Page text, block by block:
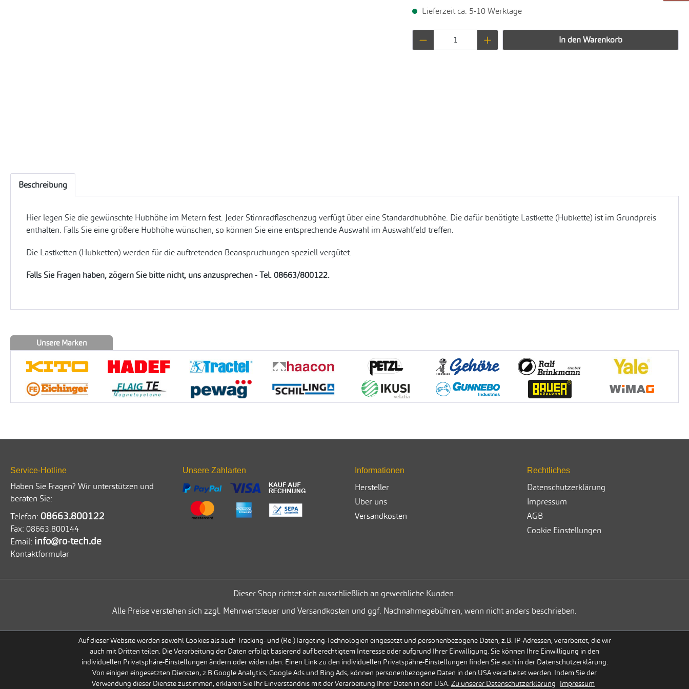
Lieferzeit ca. 5-10 Werktage
Produkt Anzahl: Gib den gewünschten Wert ein
In den Warenkorb
Beschreibung
Hier legen Sie die gewünschte Hubhöhe im Metern fest. Jeder Stirnradflaschenzug verfügt über eine Standardhubhöhe. Die dafür benötigte Lastkette (Hubkette) ist im Grundpreis
enthalten. Falls Sie eine größere Hubhöhe wünschen, so können Sie eine entsprechende Auswahl im Auswahlfeld treffen.
Die Lastketten (Hubketten) werden für die auftretenden Beanspruchungen speziell vergütet.
Falls Sie Fragen haben, zögern Sie bitte nicht, uns anzusprechen - Tel. 08663/800122.
Unsere Marken
Service-Hotline
Haben Sie Fragen? Wir unterstützen und
beraten Sie:
Telefon: 08663.800122
Fax: 08663.800144
Email: info@ro-tech.de
Kontaktformular
Unsere Zahlarten Informationen
Hersteller
Über uns
Versandkosten
Rechtliches
Datenschutzerklärung
Impressum
AGB
Cookie Einstellungen
Dieser Shop richtet sich ausschließlich an gewerbliche Kunden.
Alle Preise verstehen sich zzgl. Mehrwertsteuer und Versandkosten und ggf. Nachnahmegebühren, wenn nicht anders beschrieben.
Auf dieser Website werden sowohl Cookies als auch Tracking- und (Re-)Targeting-Technologien eingesetzt und personenbezogene Daten, z.B. IP-Adressen, verarbeitet, die wir
auch mit Dritten teilen. Die Verarbeitung der Daten erfolgt basierend auf berechtigtem Interesse oder aufgrund Ihrer Einwilligung. Sie können Ihre Einwilligung in den
individuellen Privatsphäre-Einstellungen ändern oder widerrufen. Einen Link zu den individuellen Privatspähre-Einstellungen finden Sie auch in der Datenschutzerklärung.
Von einigen eingesetzten Diensten, z.B Google Analytics, Google Ads und Bing Ads, können personenbezogene Daten in den USA verarbeitet werden. Indem Sie der
Verwendung dieser Dienste zustimmen, erklären Sie Ihr Einverständnis mit der Verarbeitung Ihrer Daten in den USA.Zu unserer Datenschutzerklärung Impressum